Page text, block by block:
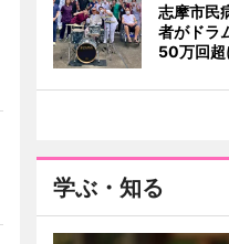
志摩市民
者がドラ
50万回超
学ぶ・知る